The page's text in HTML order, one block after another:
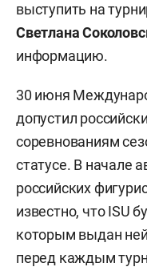
выступить на
Светлана
информацию.
30 июня
допустил
соревнованиям
статусе. В начале
российских
известно, что ISU
которым выдан
перед каждым